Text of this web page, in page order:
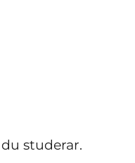
studerar.